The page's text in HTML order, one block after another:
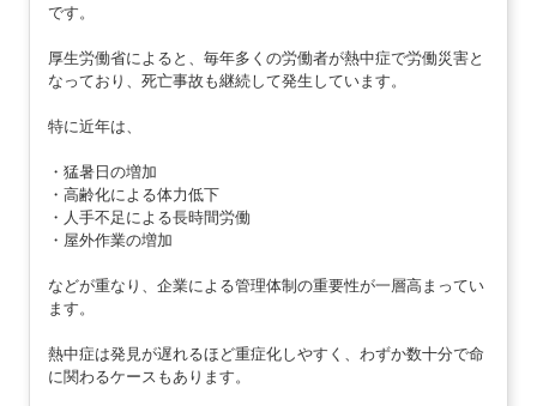
です。
厚生労働省によると、毎年多くの労働者が熱中症で労働災害と
なっており、死亡事故も継続して発生しています。
特に近年は、
・猛暑日の増加
・高齢化による体力低下
・人手不足による長時間労働
・屋外作業の増加
などが重なり、企業による管理体制の重要性が一層高まってい
ます。
熱中症は発見が遅れるほど重症化しやすく、わずか数十分で命
に関わるケースもあります。